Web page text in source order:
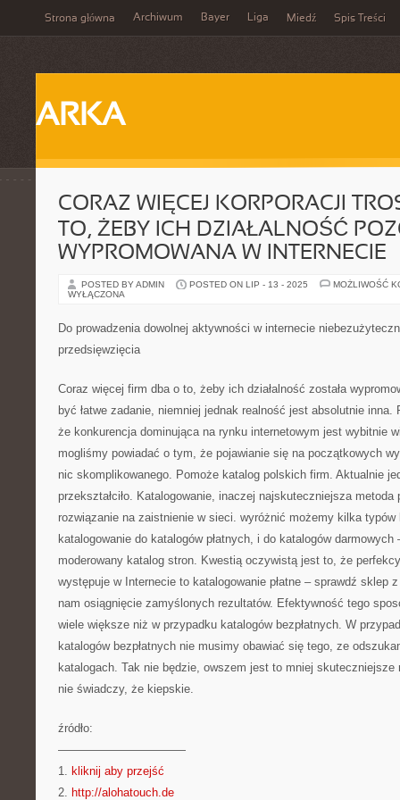
Strona główna Archiwum Bayer Liga Miedź Spis Treści
ARKA
CORAZ WIĘCEJ KORPORACJI
TO, ŻEBY ICH DZIAŁALNOŚĆ
WYPROMOWANA W INTERNECIE
POSTED BY ADMIN POSTED ON LIP - 13 - 2025
MOŻLIWOŚĆ
WYŁĄCZONA
Do prowadzenia dowolnej aktywności w internecie
przedsięwzięcia
Coraz więcej firm dba o to, żeby ich działalność została
być łatwe zadanie, niemniej jednak realność jest absolutnie
że konkurencja dominująca na rynku internetowym jest wybitnie
mogliśmy powiadać o tym, że pojawianie się na początkowych
nic skomplikowanego. Pomoże katalog polskich firm. Aktualnie
przekształciło. Katalogowanie, inaczej najskuteczniejsza
rozwiązanie na zaistnienie w sieci. wyróżnić możemy kilka typów
katalogowanie do katalogów płatnych, i do katalogów
moderowany katalog stron. Kwestią oczywistą jest to, że
występuje w Internecie to katalogowanie płatne – sprawdź sklep
nam osiągnięcie zamyślonych rezultatów. Efektywność tego
wiele większe niż w przypadku katalogów bezpłatnych. W
katalogów bezpłatnych nie musimy obawiać się tego, ze
katalogach. Tak nie będzie, owszem jest to mniej skuteczniejsze
nie świadczy, że kiepskie.
źródło:
———————————
1. kliknij aby przejść
2. http://alohatouch.de